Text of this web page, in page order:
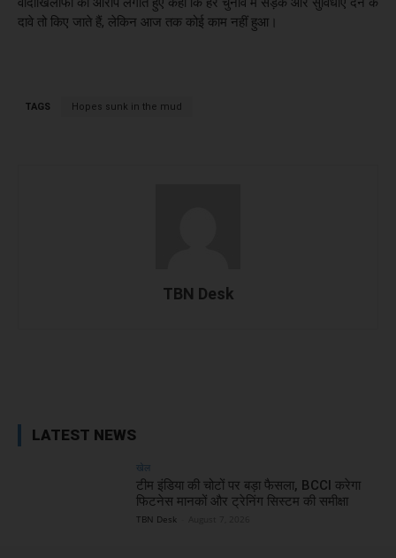
दावे तो किए जाते हैं, लेकिन आज तक कोई काम नहीं हुआ।
TAGS Hopes sunk in the mud
TBN Desk
LATEST NEWS
खेल
टीम इंडिया की चोटों पर बड़ा फैसला, BCCI करेगा
फिटनेस मानकों और ट्रेनिंग सिस्टम की समीक्षा
TBN Desk